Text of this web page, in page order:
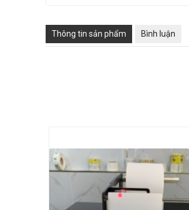
Thông tin sản phẩm Bình luận